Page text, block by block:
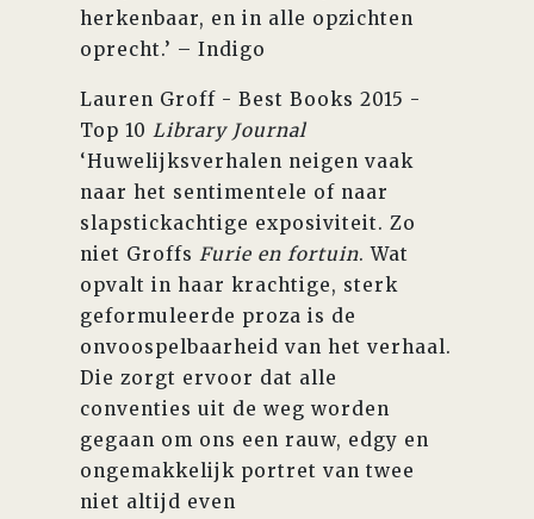
herkenbaar, en in alle opzichten
oprecht.’ – Indigo
Lauren Groff - Best Books 2015 -
Top 10 Library Journal
‘Huwelijksverhalen neigen vaak
naar het sentimentele of naar
slapstickachtige exposiviteit. Zo
niet Groffs Furie en fortuin. Wat
opvalt in haar krachtige, sterk
geformuleerde proza is de
onvoospelbaarheid van het verhaal.
Die zorgt ervoor dat alle
conventies uit de weg worden
gegaan om ons een rauw, edgy en
ongemakkelijk portret van twee
niet altijd even